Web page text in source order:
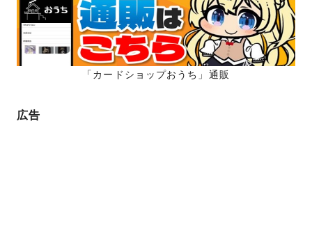
ジ
送
り
「カードショップおうち」通販
広告